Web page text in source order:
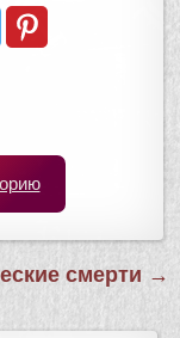
смерти →